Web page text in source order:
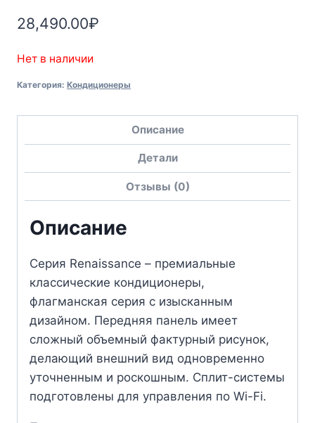
28,490.00₽
Нет в наличии
Категория: Кондиционеры
Описание
Детали
Отзывы (0)
Описание
Серия Renaissance – премиальные
классические кондиционеры,
флагманская серия с изысканным
дизайном. Передняя панель имеет
сложный объемный фактурный рисунок,
делающий внешний вид одновременно
уточненным и роскошным. Сплит-системы
подготовлены для управления по Wi-Fi.